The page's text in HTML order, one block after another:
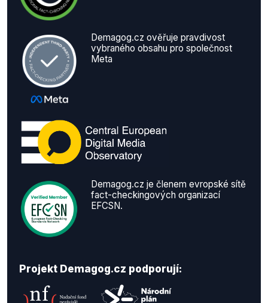
Demagog.cz ověřuje pravdivost
vybraného obsahu pro společnost
Meta
Demagog.cz je členem evropské sítě
fact-checkingových organizací
EFCSN.
Projekt Demagog.cz podporují: